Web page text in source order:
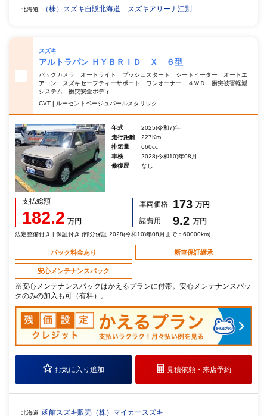
北海道 （株）スズキ自販北海道 スズキアリーナ江別
スズキ
アルトラパン ＨＹＢＲＩＤ Ｘ ６型
バックカメラ オートライト プッシュスタート シートヒーター オートエ
アコン スズキセーフティーサポート ワンオーナー ４ＷＤ 衝突被害軽減
システム 衝突安全ボディ
CVT | ルーセントベージュパールメタリック
年式
2025(令和7)年
走行距離
227Km
排気量
660cc
車検
2028(令和10)年08月
修復歴
なし
支払総額
182.2 万円
車両価格 173 万円
諸費用
9.2 万円
法定整備付き | 保証付き (部分保証 2028(令和10)年08月まで：60000km)
パック料金あり 新車保証継承
安心メンテナンスパック
※安心メンテナンスパックはかえるプランに付帯。安心メンテナンスパッ
クのみの加入も可（有料）。
お気に入り追加 見積依頼・来店予約
北海道 函館スズキ販売（株）マイカースズキ